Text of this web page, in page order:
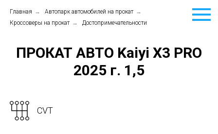
Главная → Автопарк автомобилей на прокат →
Кроссоверы на прокат → Достопримечательности
ПРОКАТ АВТО Kaiyi X3 PRO
2025 г. 1,5
CVT